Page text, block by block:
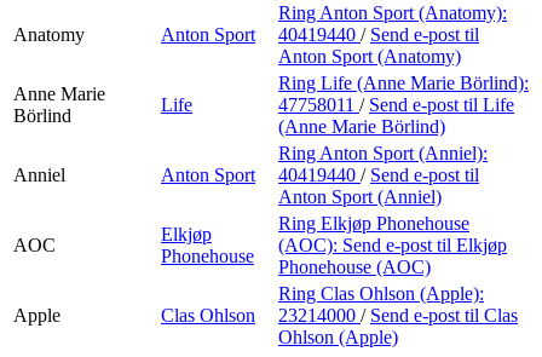
Anatomy Anton Sport
Ring Anton Sport (Anatomy):
40419440 / Send e-post til
Anton Sport (Anatomy)
Anne Marie
Börlind
Life
Ring Life (Anne Marie Börlind):
47758011 / Send e-post til Life
(Anne Marie Börlind)
Anniel Anton Sport
Ring Anton Sport (Anniel):
40419440 / Send e-post til
Anton Sport (Anniel)
AOC
Elkjøp
Phonehouse
Ring Elkjøp Phonehouse
(AOC): Send e-post til Elkjøp
Phonehouse (AOC)
Apple Clas Ohlson
Ring Clas Ohlson (Apple):
23214000 / Send e-post til Clas
Ohlson (Apple)